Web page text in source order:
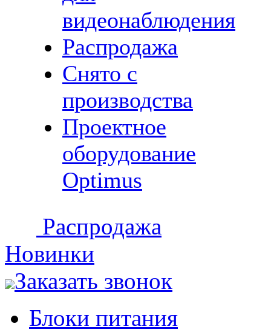
видеонаблюдения
Распродажа
Снято с
производства
Проектное
оборудование
Optimus
Распродажа
Новинки
Заказать звонок
Блоки питания